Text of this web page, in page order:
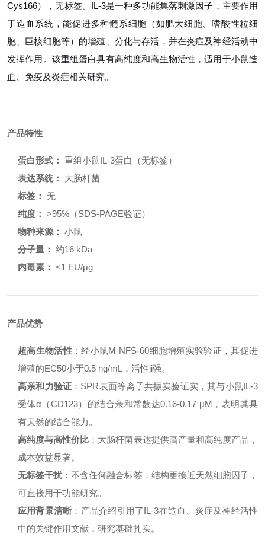
Cys166），无标签。IL-3是一种多功能集落刺激因子，主要作用
于造血系统，能促进多种髓系细胞（如肥大细胞、嗜酸性粒细
胞、巨核细胞等）的增殖、分化与存活，并在炎症及神经活动中
发挥作用。该重组蛋白具有高纯度和高生物活性，适用于小鼠造
血、免疫及炎症相关研究。
产品特性
蛋白形式： 重组小鼠IL-3蛋白（无标签）
表达系统：
大肠杆菌
标签： 无
纯度： >95%（SDS-PAGE验证）
物种来源： 小鼠
分子量： 约16 kDa
内毒素： <1 EU/μg
产品优势
超高生物活性：经小鼠M-NFS-60细胞增殖实验验证，其促进
增殖的EC50小于0.5 ng/mL，活性ji强。
高亲和力验证 ：SPR表面等离子共振实验证实，其与小鼠IL-3
受体α（CD123）的结合亲和常数达0.16-0.17 μM，表明其具
有天然的结合能力。
高纯度与高性价比 ：大肠杆菌表达提供高产量和高纯度产品，
成本效益显著。
无标签干扰：不含任何融合标签，结构更接近天然细胞因子，
可直接用于功能研究。
应用背景清晰 ：产品介绍引用了IL-3在造血、炎症及神经活性
中的关键作用文献，研究基础扎实。